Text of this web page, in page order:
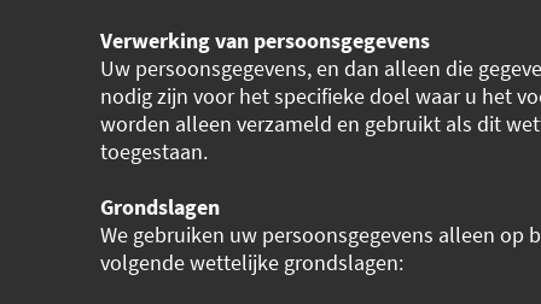
Verwerking van persoonsgegevens
Uw persoonsgegevens, en dan alleen die
nodig zijn voor het specifieke doel waar u het
worden alleen verzameld en gebruikt als dit
toegestaan.
Grondslagen
We gebruiken uw persoonsgegevens alleen op
volgende wettelijke grondslagen: